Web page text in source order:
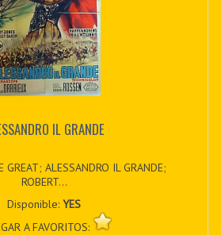
IL GRANDE
GREAT; ALESSANDRO IL GRANDE;
ROBERT...
Disponible:YES
A FAVORITOS: